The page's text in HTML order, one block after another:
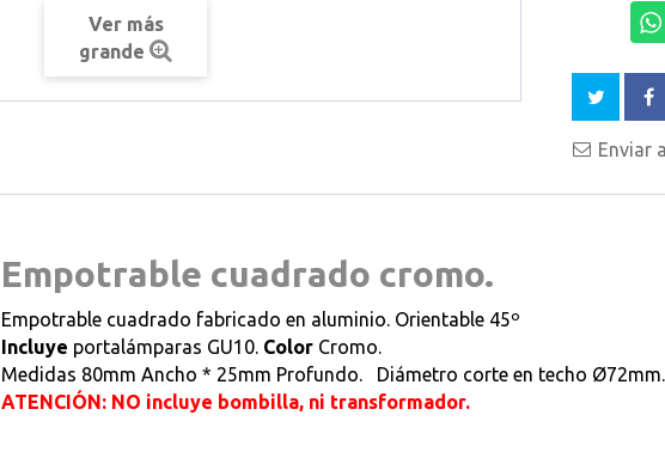
Ver más
grande
Enviar
Empotrable cuadrado cromo.
Empotrable cuadrado fabricado en aluminio. Orientable 45º
Incluye portalámparas GU10. ColorCromo.
Medidas 80mm Ancho * 25mm Profundo. Diámetro corte en techo Ø72mm.
ATENCIÓN: NO incluye bombilla, ni transformador.